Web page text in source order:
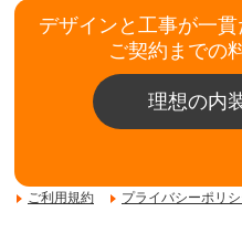
デザインと工事が一
ご契約までの
理想の内
ご利用規約 プライバシーポリ